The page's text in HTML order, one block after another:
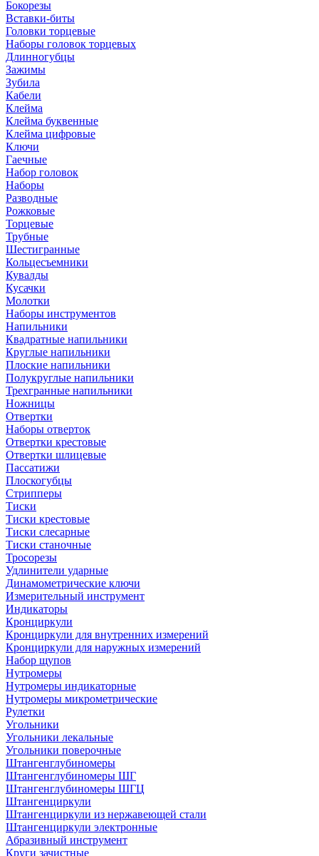
Бокорезы
Вставки-биты
Головки торцевые
Наборы головок торцевых
Длинногубцы
Зажимы
Зубила
Кабели
Клейма
Клейма буквенные
Клейма цифровые
Ключи
Гаечные
Набор головок
Наборы
Разводные
Рожковые
Торцевые
Трубные
Шестигранные
Кольцесъемники
Кувалды
Кусачки
Молотки
Наборы инструментов
Напильники
Квадратные напильники
Круглые напильники
Плоские напильники
Полукруглые напильники
Трехгранные напильники
Ножницы
Отвертки
Наборы отверток
Отвертки крестовые
Отвертки шлицевые
Пассатижи
Плоскогубцы
Стрипперы
Тиски
Тиски крестовые
Тиски слесарные
Тиски станочные
Тросорезы
Удлинители ударные
Динамометрические ключи
Измерительный инструмент
Индикаторы
Кронциркули
Кронциркули для внутренних измерений
Кронциркули для наружных измерений
Набор щупов
Нутромеры
Нутромеры индикаторные
Нутромеры микрометрические
Рулетки
Угольники
Угольники лекальные
Угольники поверочные
Штангенглубиномеры
Штангенглубиномеры ШГ
Штангенглубиномеры ШГЦ
Штангенциркули
Штангенциркули из нержавеющей стали
Штангенциркули электронные
Абразивный инструмент
Круги зачистные